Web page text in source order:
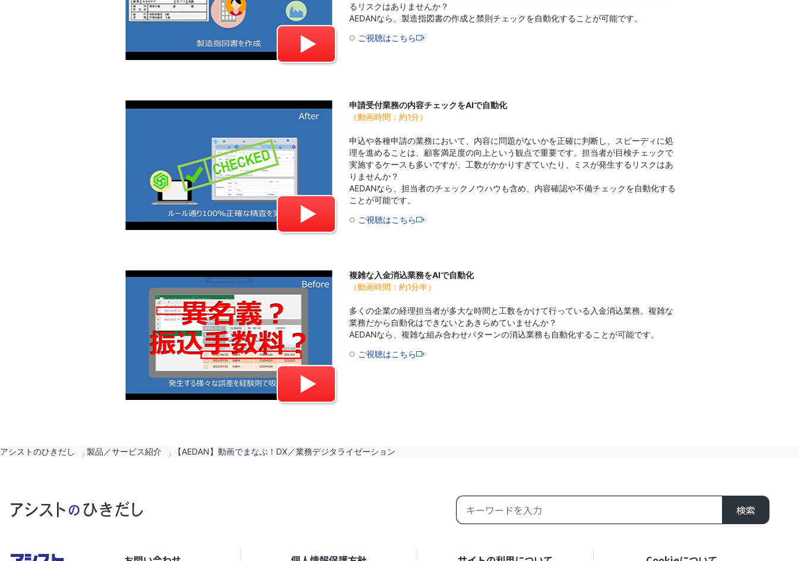
るリスクはありませんか？
AEDANなら、製造指図書の作成と禁則チェックを自動化することが可能です。
ご視聴はこちら
申請受付業務の内容チェックをAIで自動化
（動画時間：約1分）
申込や各種申請の業務において、内容に問題がないかを正確に判断し、スピーディに処
理を進めることは、顧客満足度の向上という観点で重要です。担当者が目検チェックで
実施するケースも多いですが、工数がかかりすぎていたり、ミスが発生するリスクはあ
りませんか？
AEDANなら、担当者のチェックノウハウも含め、内容確認や不備チェックを自動化する
ことが可能です。
ご視聴はこちら
複雑な入金消込業務をAIで自動化
（動画時間：約1分半）
多くの企業の経理担当者が多大な時間と工数をかけて行っている入金消込業務。複雑な
業務だから自動化はできないとあきらめていませんか？
AEDANなら、複雑な組み合わせパターンの消込業務も自動化することが可能です。
ご視聴はこちら
アシストのひきだし 製品／サービス紹介 【AEDAN】動画でまなぶ！DX／業務デジタライゼーション
検索